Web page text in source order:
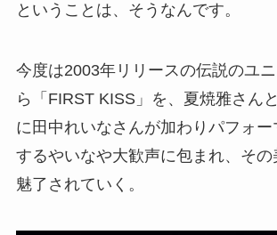
ということは、そうなんです。
今度は2003年リリースの伝説のユ
ら「FIRST KISS」を、夏焼雅さん
に田中れいなさんが加わりパフォ
するやいなや大歓声に包まれ、その
魅了されていく。